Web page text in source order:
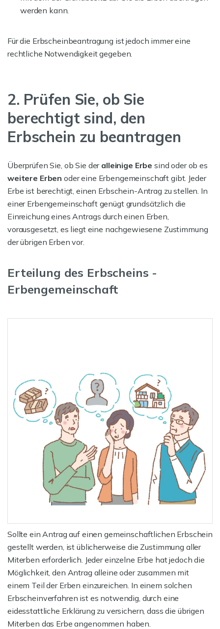
werden kann.
Für die Erbscheinbeantragung ist jedoch immer eine
rechtliche Notwendigkeit gegeben.
2. Prüfen Sie, ob Sie
berechtigt sind, den
Erbschein zu beantragen
Überprüfen Sie, ob Sie der alleinige Erbe sind oder ob es
weitere Erben oder eine Erbengemeinschaft gibt. Jeder
Erbe ist berechtigt, einen Erbschein-Antrag zu stellen. In
einer Erbengemeinschaft genügt grundsätzlich die
Einreichung eines Antrags durch einen Erben,
vorausgesetzt, es liegt eine nachgewiesene Zustimmung
der übrigen Erben vor.
Erteilung des Erbscheins -
Erbengemeinschaft
Sollte ein Antrag auf einen gemeinschaftlichen Erbschein
gestellt werden, ist üblicherweise die Zustimmung aller
Miterben erforderlich. Jeder einzelne Erbe hat jedoch die
Möglichkeit, den Antrag alleine oder zusammen mit
einem Teil der Erben einzureichen. In einem solchen
Erbscheinverfahren ist es notwendig, durch eine
eidesstattliche Erklärung zu versichern, dass die übrigen
Miterben das Erbe angenommen haben.